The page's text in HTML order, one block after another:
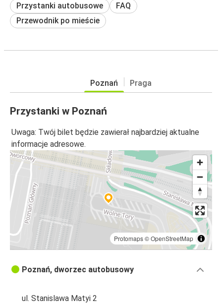
Przystanki autobusowe
FAQ
Przewodnik po mieście
Poznań Praga
Przystanki w Poznań
Uwaga: Twój bilet będzie zawierał najbardziej aktualne
informacje adresowe.
Protomaps©OpenStreetMap
Poznań, dworzec autobusowy
ul. Stanislawa Matyi 2